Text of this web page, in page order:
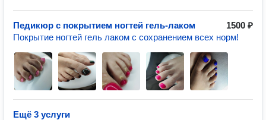
Педикюр с покрытием ногтей гель-лаком
1500 ₽
Покрытие ногтей гель лаком с сохранением всех норм!
Ещё 3 услуги